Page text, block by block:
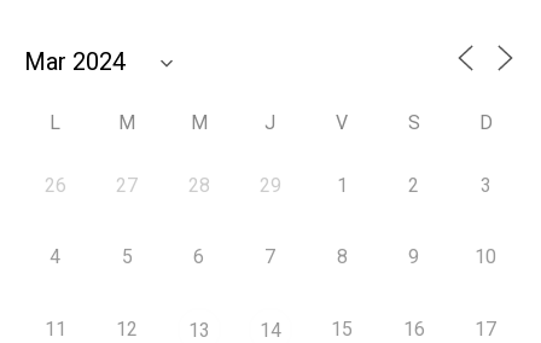
L M M J V S D
26 27 28 29 1 2 3
4 5 6 7 8 9 10
11 12 13 14 15 16 17